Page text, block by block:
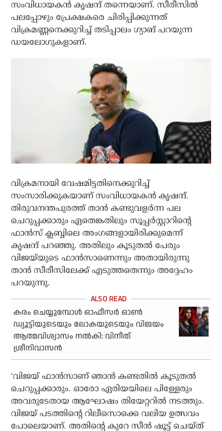
സംവിധായകന്‍ കൃഷന്ദ് തന്നെയാണ്. സീരീസില്‍
പലപ്പോഴും പ്രേക്ഷകരെ ചിരിപ്പിക്കുന്നത്
വിക്രമണ്ണനെക്കുറിച്ച് തടിപ്പാലം ഗ്യാങ് പറയുന്ന
ഡയലോഗുകളാണ്.
വിക്രമനായി വേഷമിട്ടതിനെക്കുറിച്ച്
സംസാരിക്കുകയാണ് സംവിധായകന്‍ കൃഷന്ദ്.
തിരുവനന്തപുരത്ത് താന്‍ കണ്ടുവളര്‍ന്ന പല
ചെറുപ്പക്കാരും ഏതെങ്കതിലും സൂപ്പര്‍സ്റ്റാറിന്റെ
ഫാന്‍സ് ക്ലബ്ബിലെ അംഗങ്ങളായിരിക്കുമെന്ന്
കൃഷന്ദ് പറഞ്ഞു. അതിലും കൂടുതല്‍ പേരും
വിജയ്‌യുടെ ഫാന്‍സാണെന്നും അതായിരുന്നു
താന്‍ സീരീസിലേക്ക് എടുത്തതെന്നും അദ്ദേഹം
പറയുന്നു.
കരം ചെയ്യുമ്പോള്‍ ഓഫീസര്‍ ഓണ്‍
ഡ്യൂട്ടിയുടെയും ലോകയുടെയും വിജയം
ആത്മവിശ്വാസം നല്‍കി: വിനീത്
ശ്രീനിവാസന്‍
‘വിജയ് ഫാന്‍സാണ് ഞാന്‍ കണ്ടതില്‍ കൂടുതല്‍
ചെറുപ്പക്കാരും. ഓരോ ഏരിയയിലെ പിള്ളേരും
അവരുടേതായ ആഘോഷം തിയേറ്ററില്‍ നടത്തും.
വിജയ് പടത്തിന്റെ റിലീസൊക്കെ വലിയ ഉത്സവം
പോലെയാണ്. അതിന്റെ കുറേ സീന്‍ ഷൂട്ട് ചെയ്ത്